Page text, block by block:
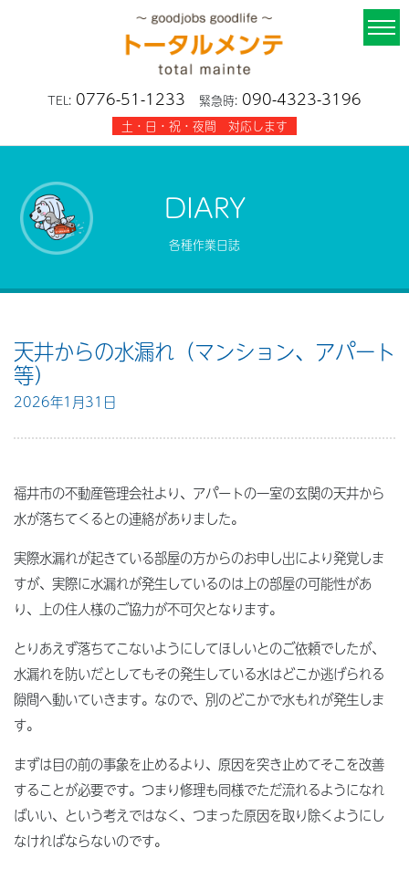
TEL: 0776-51-1233 緊急時: 090-4323-3196
土・日・祝・夜間 対応します
DIARY
各種作業日誌
天井からの水漏れ（マンション、アパート
等）
2026年1月31日
福井市の不動産管理会社より、アパートの一室の玄関の天井から
水が落ちてくるとの連絡がありました。
実際水漏れが起きている部屋の方からのお申し出により発覚しま
すが、実際に水漏れが発生しているのは上の部屋の可能性があ
り、上の住人様のご協力が不可欠となります。
とりあえず落ちてこないようにしてほしいとのご依頼でしたが、
水漏れを防いだとしてもその発生している水はどこか逃げられる
隙間へ動いていきます。なので、別のどこかで水もれが発生しま
す。
まずは目の前の事象を止めるより、原因を突き止めてそこを改善
することが必要です。つまり修理も同様でただ流れるようになれ
ばいい、という考えではなく、つまった原因を取り除くようにし
なければならないのです。